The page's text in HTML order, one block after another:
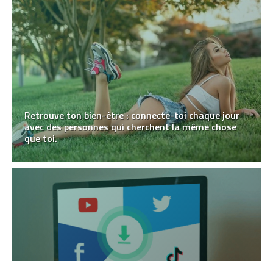
Retrouve ton bien-être : connecte-toi chaque jour
avec des personnes qui cherchent la même chose
que toi.